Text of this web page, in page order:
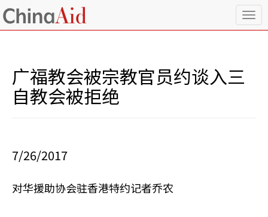
T
o
广福教会被宗教官员约谈入三
自教会被拒绝
7/26/2017
对华援助协会驻香港特约记者乔农